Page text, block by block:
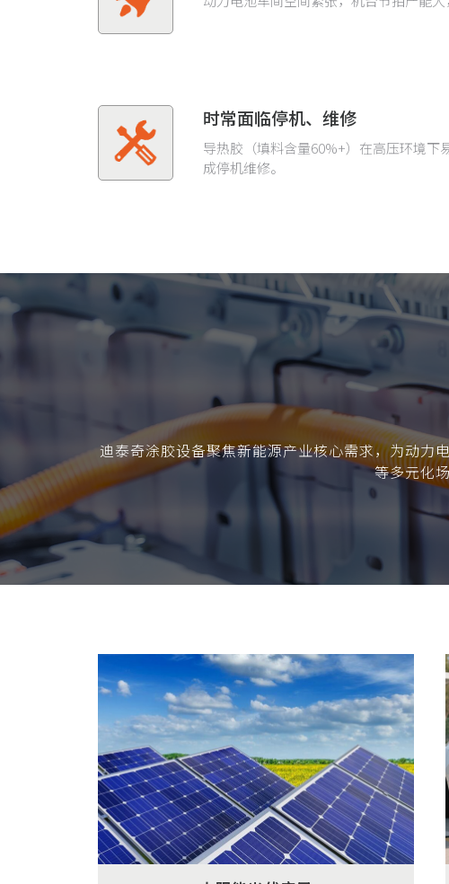
时常面临停机、维修
导热胶（填料含量60%+）在高压环境下
成停机维修。
迪泰奇涂胶设备聚焦新能源产业核心需求，为动力
等多元化